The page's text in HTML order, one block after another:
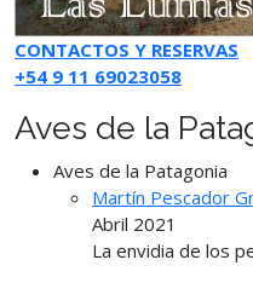
CONTACTOS Y RESERVAS
+54 9 11 69023058
Aves de la
Aves de la Patagonia
Martín Pescador
Abril 2021
La envidia de los